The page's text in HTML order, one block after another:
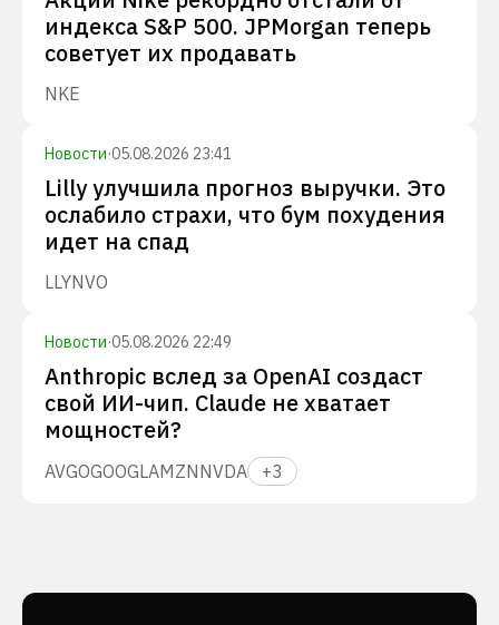
индекса S&P 500. JPMorgan теперь
советует их продавать
NKE
Новости·05.08.2026 23:41
Lilly улучшила прогноз выручки. Это
ослабило страхи, что бум похудения
идет на спад
LLYNVO
Новости·05.08.2026 22:49
Anthropic вслед за OpenAI создаст
свой ИИ-чип. Claude не хватает
мощностей?
AVGOGOOGLAMZNNVDA +3